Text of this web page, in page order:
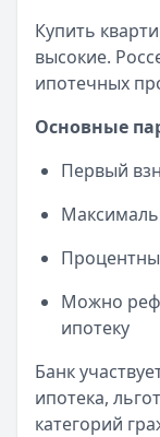
Купить
высокие.
ипотечных
Основные
Первый
Можно
ипотеку
Банк
ипотека,
категорий